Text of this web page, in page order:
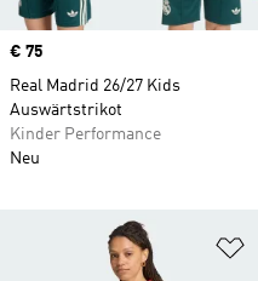
Price
€ 75
Real Madrid 26/27 Kids
Auswärtstrikot
Kinder Performance
Neu